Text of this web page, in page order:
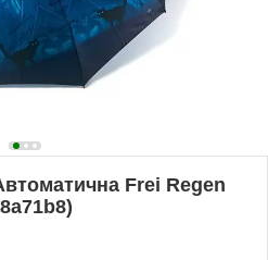
Frei Regen